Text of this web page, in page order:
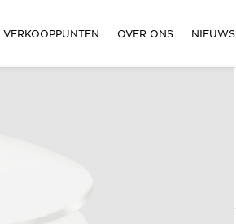
VERKOOPPUNTEN OVER ONS NIEUWS